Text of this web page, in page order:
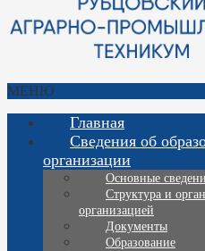
МЕНЮ
Главная
Сведения об
организации
Основные
Структура и
организацией
Документы
Образование